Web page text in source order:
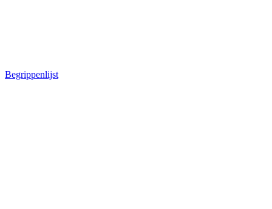
Begrippenlijst